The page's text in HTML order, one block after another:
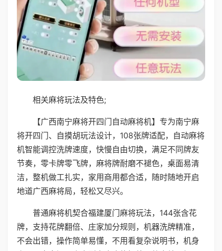
相关麻将玩法及特色;
【广西南宁麻将开四门自动麻将机】专为南宁麻
将开四门、自摸胡玩法设计，108张牌适配，自动麻将
机智能调控洗牌速度，快慢自由切换，满足不同牌友
节奏，零卡牌零飞牌，麻将牌耐磨不褪色，桌面易清
洁，整机做工扎实，家用商用都合适，随时随地开启
地道广西麻将局，轻松又尽兴。
普通麻将机契合福建厦门麻将玩法，144张含花
牌，支持花牌翻倍、庄家加分规则，机器洗牌精准，
不会出错，操作简单易懂，不用看复杂说明书，机身